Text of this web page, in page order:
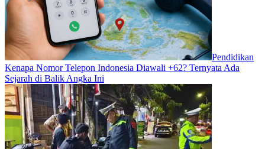
Pendidikan
Kenapa Nomor Telepon Indonesia Diawali +62? Ternyata Ada
Sejarah di Balik Angka Ini